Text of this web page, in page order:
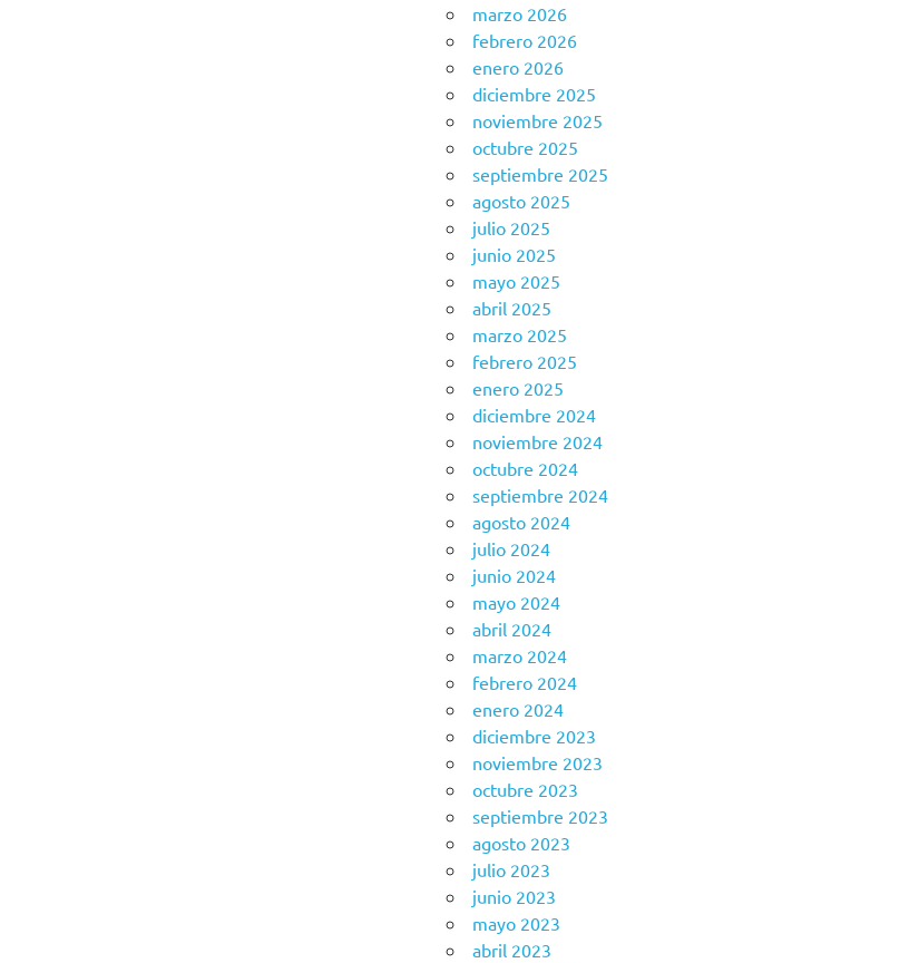
marzo 2026
febrero 2026
enero 2026
diciembre 2025
noviembre 2025
octubre 2025
septiembre 2025
agosto 2025
julio 2025
junio 2025
mayo 2025
abril 2025
marzo 2025
febrero 2025
enero 2025
diciembre 2024
noviembre 2024
octubre 2024
septiembre 2024
agosto 2024
julio 2024
junio 2024
mayo 2024
abril 2024
marzo 2024
febrero 2024
enero 2024
diciembre 2023
noviembre 2023
octubre 2023
septiembre 2023
agosto 2023
julio 2023
junio 2023
mayo 2023
abril 2023